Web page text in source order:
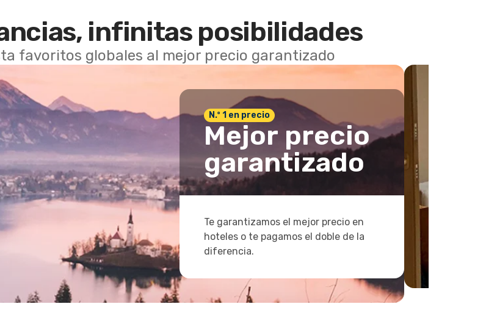
infinitas posibilidades
favoritos globales al mejor precio garantizado
N.º 1 en precio
Mejor precio
garantizado
Te garantizamos el mejor precio en
hoteles o te pagamos el doble de la
diferencia.